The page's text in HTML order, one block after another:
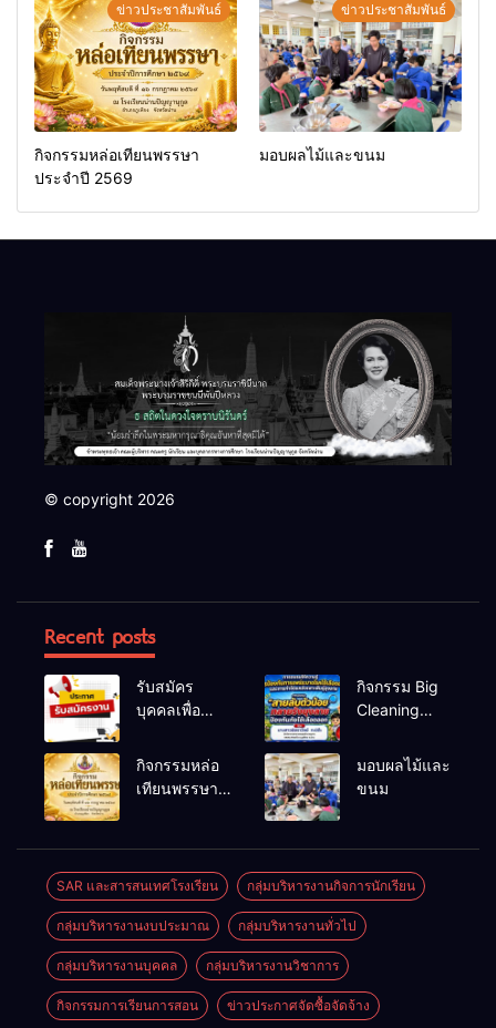
ข่าวประชาสัมพันธ์
กิจกรรมหล่อเทียนพรรษา
ประจำปี 2569
ข่าวประชาสัมพันธ์
มอบผลไม้และขนม
© copyright 2026
Recent posts
รับสมัคร
บุคคลเพื่อ
เลือกสรรเป็น
พนักงาน
กิจกรรม Big
Cleaning
ป้องกันโรคไข้
กิจกรรมหล่อ
เทียนพรรษา
มอบผลไม้และ
ขนม
SAR และสารสนเทศโรงเรียน กลุ่มบริหารงานกิจการนักเรียน
กลุ่มบริหารงานงบประมาณ กลุ่มบริหารงานทั่วไป
กลุ่มบริหารงานบุคคล กลุ่มบริหารงานวิชาการ
กิจกรรมการเรียนการสอน ข่าวประกาศจัดซื้อจัดจ้าง